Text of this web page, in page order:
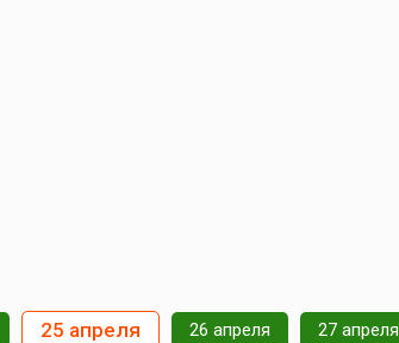
25 апреля 26 апреля 27 апреля